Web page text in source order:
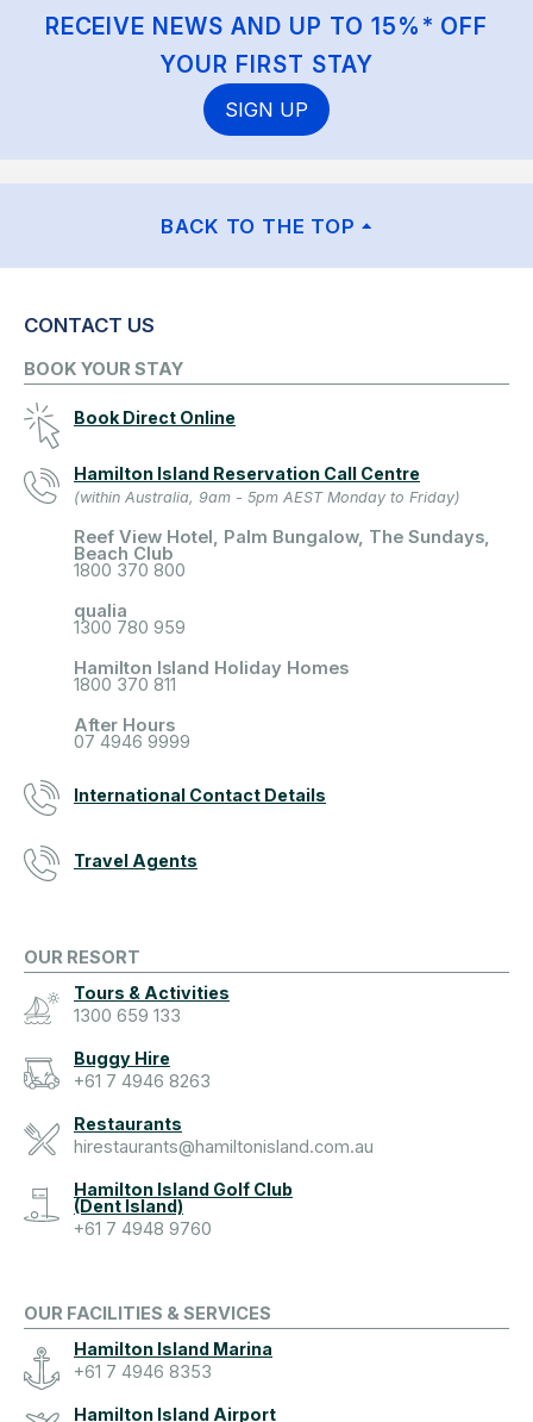
RECEIVE NEWS AND UP TO 15%* OFF
YOUR FIRST STAY
SIGN UP
BACK TO THE TOP
CONTACT US
BOOK YOUR STAY
Book Direct Online
Hamilton Island Reservation Call Centre
(within Australia, 9am - 5pm AEST Monday to Friday)
Reef View Hotel, Palm Bungalow, The Sundays,
Beach Club
1800 370 800
qualia
1300 780 959
Hamilton Island Holiday Homes
1800 370 811
After Hours
07 4946 9999
International Contact Details
Travel Agents
OUR RESORT
Tours & Activities
1300 659 133
Buggy Hire
+61 7 4946 8263
Restaurants
hirestaurants@hamiltonisland.com.au
Hamilton Island Golf Club
(Dent Island)
+61 7 4948 9760
OUR FACILITIES & SERVICES
Hamilton Island Marina
+61 7 4946 8353
Hamilton Island Airport